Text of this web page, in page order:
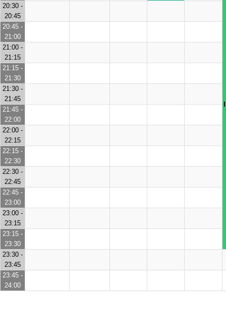
20:30 -
20:45
20:45 -
21:00
21:00 -
21:15
21:15 -
21:30
21:30 -
21:45
21:45 -
22:00
22:00 -
22:15
22:15 -
22:30
22:30 -
22:45
22:45 -
23:00
23:00 -
23:15
23:15 -
23:30
23:30 -
23:45
23:45 -
24:00